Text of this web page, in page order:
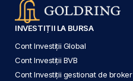
INVESTIȚII LA BURSA
Cont Investiții Global
Cont Investiții BVB
Cont Investiții gestionat de broker